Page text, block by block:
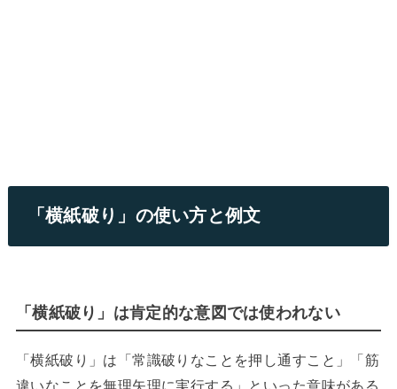
「横紙破り」の使い方と例文
「横紙破り」は肯定的な意図では使われない
「横紙破り」は「常識破りなことを押し通すこと」「筋
違いなことを無理矢理に実行する」といった意味がある